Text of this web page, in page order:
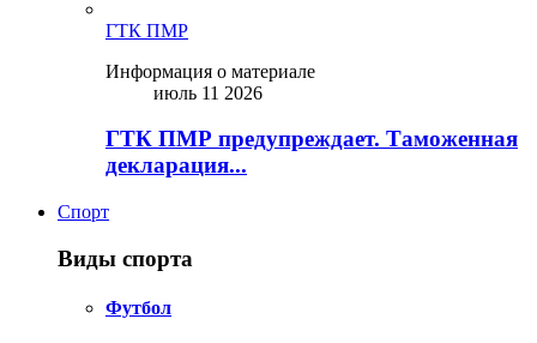
ГТК ПМР
Информация о материале
июль 11 2026
ГТК ПМР предупреждает. Таможенная
декларация...
Спорт
Виды спорта
Футбол